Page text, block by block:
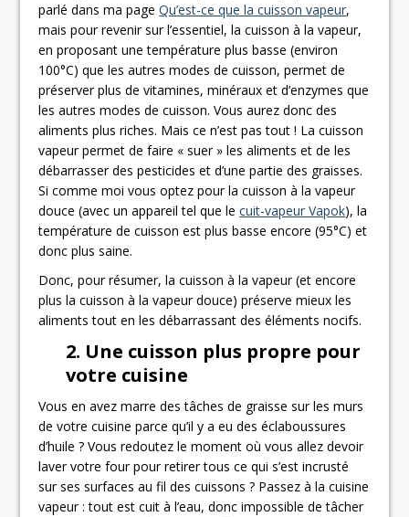
parlé dans ma pageQu’est-ce que la cuisson vapeur,
mais pour revenir sur l’essentiel, la cuisson à la vapeur,
en proposant une température plus basse (environ
100°C) que les autres modes de cuisson, permet de
préserver plus de vitamines, minéraux et d’enzymes que
les autres modes de cuisson. Vous aurez donc des
aliments plus riches. Mais ce n’est pas tout ! La cuisson
vapeur permet de faire « suer » les aliments et de les
débarrasser des pesticides et d’une partie des graisses.
Si comme moi vous optez pour la cuisson à la vapeur
douce (avec un appareil tel que lecuit-vapeur Vapok), la
température de cuisson est plus basse encore (95°C) et
donc plus saine.
Donc, pour résumer, la cuisson à la vapeur (et encore
plus la cuisson à la vapeur douce) préserve mieux les
aliments tout en les débarrassant des éléments nocifs.
2. Une cuisson plus propre pour
votre cuisine
Vous en avez marre des tâches de graisse sur les murs
de votre cuisine parce qu’il y a eu des éclaboussures
d’huile ? Vous redoutez le moment où vous allez devoir
laver votre four pour retirer tous ce qui s’est incrusté
sur ses surfaces au fil des cuissons ? Passez à la cuisine
vapeur : tout est cuit à l’eau, donc impossible de tâcher